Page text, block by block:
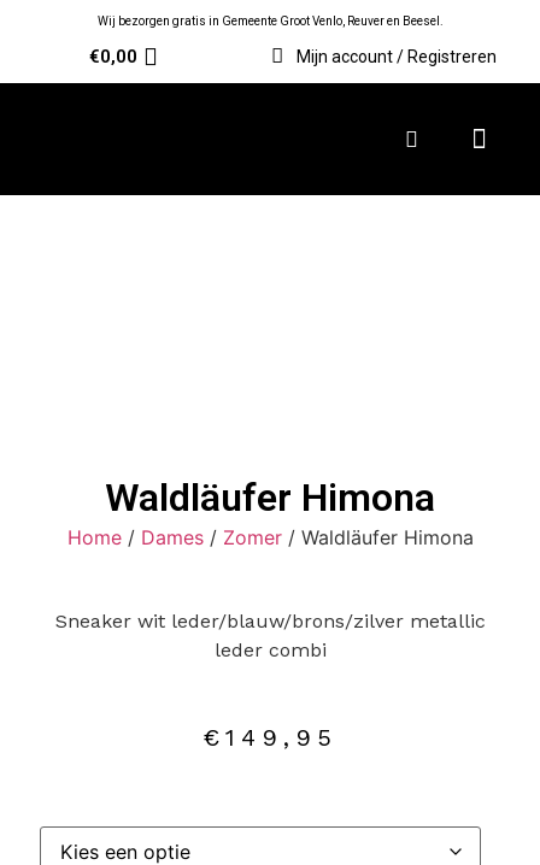
Wij bezorgen gratis in Gemeente Groot Venlo, Reuver en Beesel.
€0,00 Mijn account / Registreren
Waldläufer Himona
Home/ Dames/ Zomer/ Waldläufer Himona
Sneaker wit leder/blauw/brons/zilver metallic
leder combi
€ 149,95